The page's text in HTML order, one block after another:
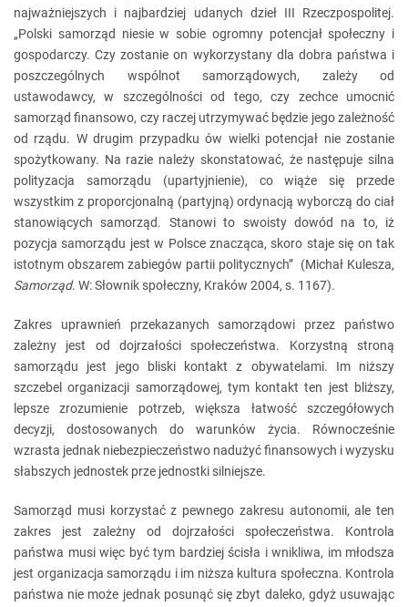
najważniejszych i najbardziej udanych dzieł III Rzeczpospolitej.
„Polski samorząd niesie w sobie ogromny potencjał społeczny i
gospodarczy. Czy zostanie on wykorzystany dla dobra państwa i
poszczególnych wspólnot samorządowych, zależy od
ustawodawcy, w szczególności od tego, czy zechce umocnić
samorząd finansowo, czy raczej utrzymywać będzie jego zależność
od rządu. W drugim przypadku ów wielki potencjał nie zostanie
spożytkowany. Na razie należy skonstatować, że następuje silna
polityzacja samorządu (upartyjnienie), co wiąże się przede
wszystkim z proporcjonalną (partyjną) ordynacją wyborczą do ciał
stanowiących samorząd. Stanowi to swoisty dowód na to, iż
pozycja samorządu jest w Polsce znacząca, skoro staje się on tak
istotnym obszarem zabiegów partii politycznych” (Michał Kulesza,
Samorząd. W: Słownik społeczny, Kraków 2004, s. 1167).
Zakres uprawnień przekazanych samorządowi przez państwo
zależny jest od dojrzałości społeczeństwa. Korzystną stroną
samorządu jest jego bliski kontakt z obywatelami. Im niższy
szczebel organizacji samorządowej, tym kontakt ten jest bliższy,
lepsze zrozumienie potrzeb, większa łatwość szczegółowych
decyzji, dostosowanych do warunków życia. Równocześnie
wzrasta jednak niebezpieczeństwo nadużyć finansowych i wyzysku
słabszych jednostek prze jednostki silniejsze.
Samorząd musi korzystać z pewnego zakresu autonomii, ale ten
zakres jest zależny od dojrzałości społeczeństwa. Kontrola
państwa musi więc być tym bardziej ścisła i wnikliwa, im młodsza
jest organizacja samorządu i im niższa kultura społeczna. Kontrola
państwa nie może jednak posunąć się zbyt daleko, gdyż usuwając